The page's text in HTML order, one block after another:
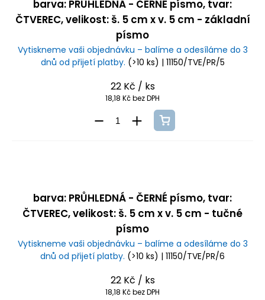
barva: PRŮHLEDNÁ - ČERNÉ písmo, tvar:
ČTVEREC, velikost: š. 5 cm x v. 5 cm - základní
písmo
Vytiskneme vaši objednávku – balíme a odesíláme do 3
dnů od přijetí platby. (>10 ks) | 11150/TVE/PR/5
22 Kč / ks
18,18 Kč bez DPH
barva: PRŮHLEDNÁ - ČERNÉ písmo, tvar:
ČTVEREC, velikost: š. 5 cm x v. 5 cm - tučné
písmo
Vytiskneme vaši objednávku – balíme a odesíláme do 3
dnů od přijetí platby. (>10 ks) | 11150/TVE/PR/6
22 Kč / ks
18,18 Kč bez DPH